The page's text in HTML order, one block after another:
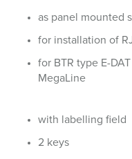
as panel mounted
for installation of
for BTR type E-
MegaLine
with labelling field
2 keys